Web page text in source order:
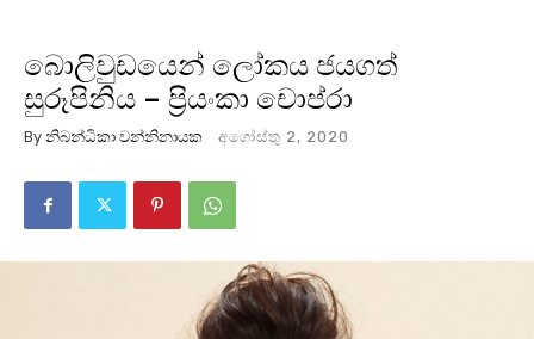
බොලිවුඩයෙන් ලෝකය ජයගත්
සුරූපිනිය – ප්‍රියංකා චොප්රා
By නිබන්ධිකා වන්නිනායක අගෝස්තු 2, 2020